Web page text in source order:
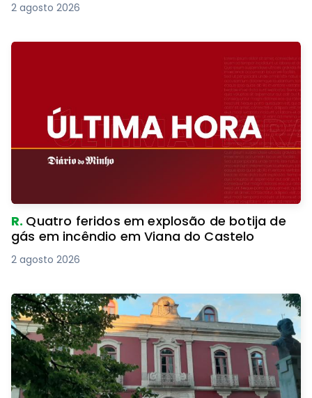
2 agosto 2026
R. Quatro feridos em explosão de botija de
gás em incêndio em Viana do Castelo
2 agosto 2026